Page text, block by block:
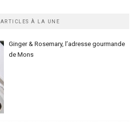
ARTICLES À LA UNE
Ginger & Rosemary, l’adresse gourmande
de Mons